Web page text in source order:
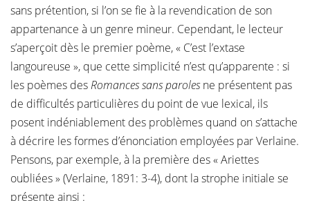
sans prétention, si l’on se fie à la revendication de son
appartenance à un genre mineur. Cependant, le lecteur
s’aperçoit dès le premier poème, « C’est l’extase
langoureuse », que cette simplicité n’est qu’apparente : si
les poèmes desRomances sans parolesne présentent pas
de difficultés particulières du point de vue lexical, ils
posent indéniablement des problèmes quand on s’attache
à décrire les formes d’énonciation employées par Verlaine.
Pensons, par exemple, à la première des « Ariettes
oubliées » (Verlaine, 1891: 3-4), dont la strophe initiale se
présente ainsi :